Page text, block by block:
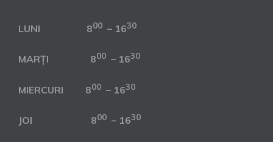
LUNI 800 – 1630
MARȚI 800 – 1630
MIERCURI 800 – 1630
JOI 800 – 1630